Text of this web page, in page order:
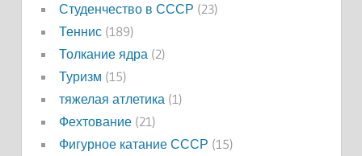
Студенчество в СССР (23)
Теннис(189)
Толкание ядра(2)
Туризм (15)
тяжелая атлетика(1)
Фехтование(21)
Фигурное катание СССР (15)